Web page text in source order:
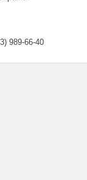
989-66-40